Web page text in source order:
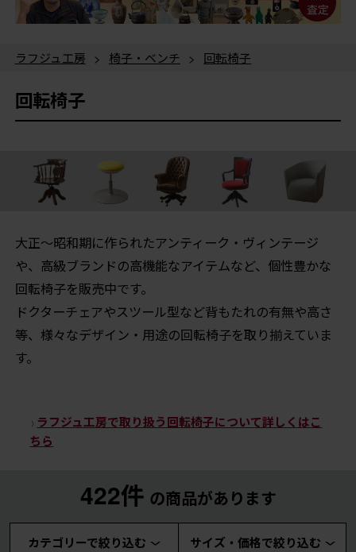
ラフジュ工房 > 椅子・ベンチ > 回転椅子
回転椅子
大正～昭和期に作られたアンティーク・ヴィンテージ
や、高級ブランドの高機能なアイテムなど、個性豊かな
回転椅子を販売中です。
ドクターチェアやスツール型など背もたれの有無や高さ
等、様々なデザイン・用途の回転椅子を取り揃えていま
す。
ラフジュ工房で取り扱う回転椅子について詳しくはこ
ちら
422件 の商品があります
カテゴリーで絞り込む サイズ・価格で絞り込む